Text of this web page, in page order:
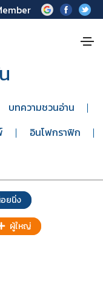
บทความชวนอ่าน
อินโฟกราฟิก
ยนิ่ง
ผู้ใหญ่